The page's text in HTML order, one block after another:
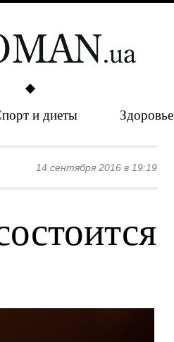
и диеты Здоровье
14 сентября 2016 в 19:19